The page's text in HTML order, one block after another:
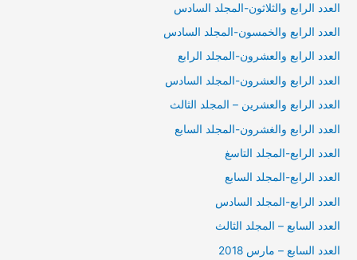
العدد الرابع والثلاثون-المجلد السادس
العدد الرابع والخمسون-المجلد السادس
العدد الرابع والعشرون-المجلد الرابع
العدد الرابع والعشرون-المجلد السادس
العدد الرابع والعشرين – المجلد الثالث
العدد الرابع والغشرون-المجلد السابع
العدد الرابع-المجلد التاسغ
العدد الرابع-المجلد السابع
العدد الرابع-المجلد السادس
العدد السابع – المجلد الثالث
العدد السابع – مارس 2018